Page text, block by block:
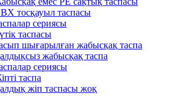
тосқауыл таспасы
сериясы
таспасы
шығарылған жабысқақ таспа
жабысқақ таспа
сериясы
таспа
жіп таспасы жоқ